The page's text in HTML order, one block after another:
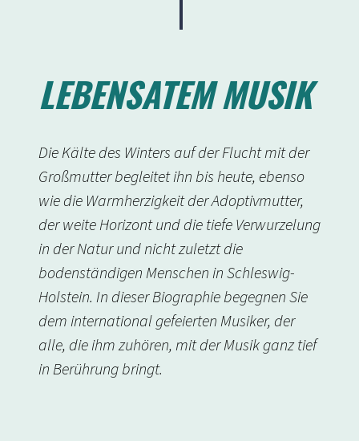
LEBENSATEM MUSIK
Die Kälte des Winters auf der Flucht mit der
Großmutter begleitet ihn bis heute, ebenso
wie die Warmherzigkeit der Adoptivmutter,
der weite Horizont und die tiefe Verwurzelung
in der Natur und nicht zuletzt die
bodenständigen Menschen in Schleswig-
Holstein. In dieser Biographie begegnen Sie
dem international gefeierten Musiker, der
alle, die ihm zuhören, mit der Musik ganz tief
in Berührung bringt.